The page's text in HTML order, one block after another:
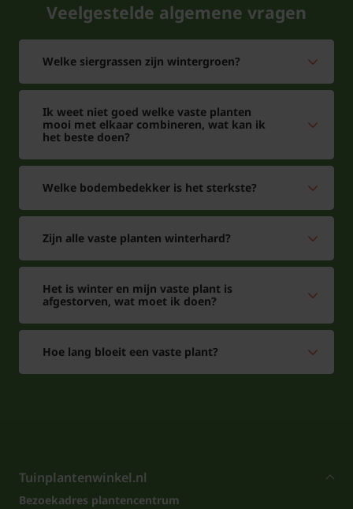
hangt af van de periode dat u de planten besteld.
worden. De irisbollen zitten in speciale
beschermende verpakking en worden dan gewoon
verpakking en probeer deze te verwerken in de tuin.
Specificaties levertijd zijn te vinden op de website.
Veelgestelde algemene vragen
Welke siergrassen zijn wintergroen?
Ik weet niet goed welke vaste planten
mooi met elkaar combineren, wat kan ik
het beste doen?
Welke bodembedekker is het sterkste?
Zijn alle vaste planten winterhard?
Het is winter en mijn vaste plant is
afgestorven, wat moet ik doen?
Hoe lang bloeit een vaste plant?
Tuinplantenwinkel.nl
Bezoekadres plantencentrum